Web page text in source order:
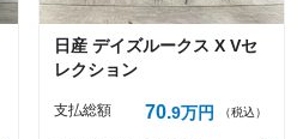
日産 デイズルークス X Vセ
レクション
支払総額 70 9万円 （税込）